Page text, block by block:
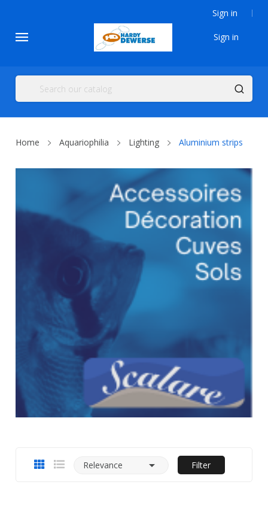
Sign in
Sign in
Home Aquariophilia Lighting Aluminium strips
Relevance  Filter